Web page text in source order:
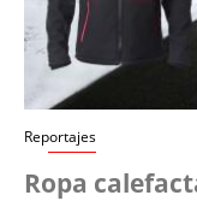
Reportajes
Ropa